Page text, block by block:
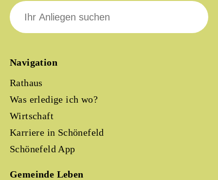
Navigation
Rathaus
Was erledige ich wo?
Wirtschaft
Karriere in Schönefeld
Schönefeld App
Gemeinde Leben
Suche
nach: